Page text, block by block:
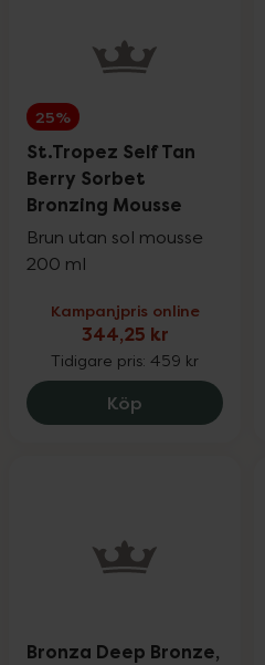
25%
St.Tropez Self Tan
Berry Sorbet
Bronzing Mousse
Brun utan sol mousse
200 ml
Kampanjpris online
344,25 kr
Tidigare pris: 459 kr
Köp St.Tropez
Bronza Deep Bronze,